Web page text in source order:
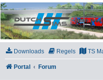
DutchSims
Downloads Regels TS
Portal Forum